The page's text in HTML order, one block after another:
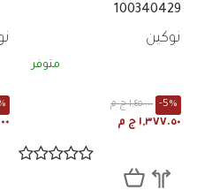
100340429
نوكين
متوفر
١,٤٥٠.٠٠ ج م -5%
١,٣٧٧.٥٠ ج م